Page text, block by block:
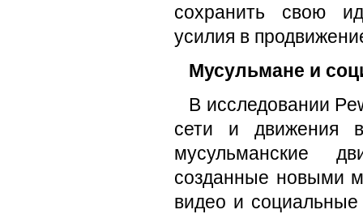
сохранить свою
усилия в
Мусульмане и
В исследовании
сети и движения
мусульманские
созданные новыми
видео и социальные